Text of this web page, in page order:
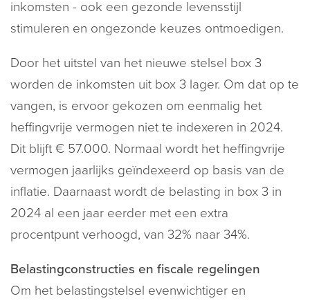
inkomsten - ook een gezonde levensstijl
stimuleren en ongezonde keuzes ontmoedigen.
Door het uitstel van het nieuwe stelsel box 3
worden de inkomsten uit box 3 lager. Om dat op te
vangen, is ervoor gekozen om eenmalig het
heffingvrije vermogen niet te indexeren in 2024.
Dit blijft € 57.000. Normaal wordt het heffingvrije
vermogen jaarlijks geïndexeerd op basis van de
inflatie. Daarnaast wordt de belasting in box 3 in
2024 al een jaar eerder met een extra
procentpunt verhoogd, van 32% naar 34%.
Belastingconstructies en fiscale regelingen
Om het belastingstelsel evenwichtiger en